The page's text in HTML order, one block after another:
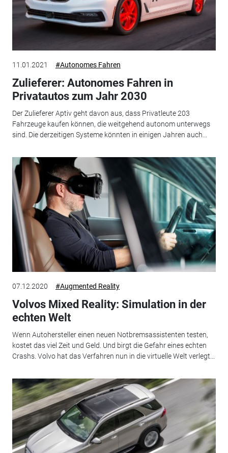
11.01.2021 #Autonomes Fahren
Zulieferer: Autonomes Fahren in
Privatautos zum Jahr 2030
Der Zulieferer Aptiv geht davon aus, dass Privatleute 203
Fahrzeuge kaufen können, die weitgehend autonom unterwegs
sind. Die derzeitigen Systeme könnten in einigen Jahren auch...
07.12.2020 #Augmented Reality
Volvos Mixed Reality: Simulation in der
echten Welt
Wenn Autohersteller einen neuen Notbremsassistenten testen,
kostet das viel Zeit und Geld. Und birgt die Gefahr eines echten
Crashs. Volvo hat das Verfahren nun in die virtuelle Welt verlegt...